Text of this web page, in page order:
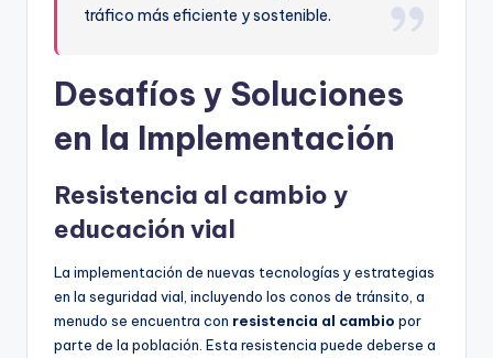
tráfico más eficiente y sostenible.
Desafíos y Soluciones
en la Implementación
Resistencia al cambio y
educación vial
La implementación de nuevas tecnologías y estrategias
en la seguridad vial, incluyendo los conos de tránsito, a
menudo se encuentra con resistencia al cambio por
parte de la población. Esta resistencia puede deberse a